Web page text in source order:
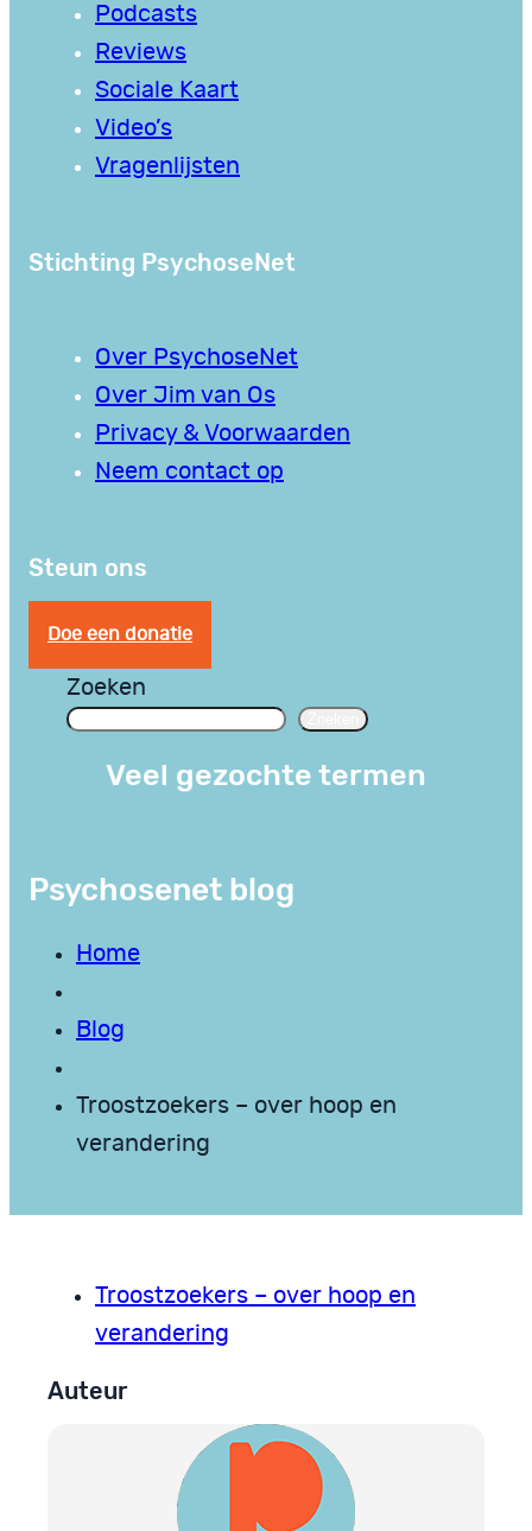
Podcasts
Reviews
Sociale Kaart
Video’s
Vragenlijsten
Stichting PsychoseNet
Over PsychoseNet
Over Jim van Os
Privacy & Voorwaarden
Neem contact op
Steun ons
Doe een donatie
Zoeken
Veel gezochte termen
Psychosenet blog
Home
Blog
Troostzoekers – over hoop en
verandering
Troostzoekers – over hoop en
verandering
Auteur